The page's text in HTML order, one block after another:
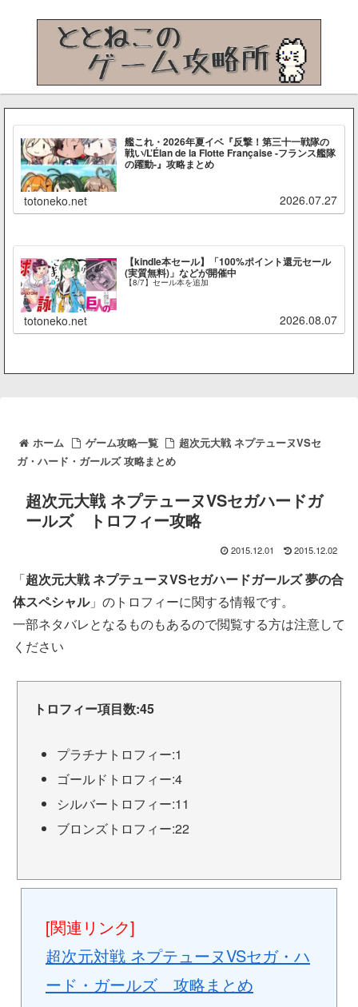
艦これ・2026年夏イベ『反撃！第三十一戦隊の
戦い/L’Élan de la Flotte Française -フランス艦隊
の躍動-』攻略まとめ
totoneko.net 2026.07.27
【kindle本セール】「100%ポイント還元セール
(実質無料)」などが開催中
【8/7】セール本を追加
totoneko.net 2026.08.07
ホーム ゲーム攻略一覧
超次元大戦 ネプテューヌVSセ
ガ・ハード・ガールズ 攻略まとめ
超次元大戦 ネプテューヌVSセガハードガ
ールズ トロフィー攻略
2015.12.01 2015.12.02
「超次元大戦 ネプテューヌVSセガハードガールズ 夢の合
体スペシャル」のトロフィーに関する情報です。
一部ネタバレとなるものもあるので閲覧する方は注意して
ください
トロフィー項目数:45
プラチナトロフィー:1
ゴールドトロフィー:4
シルバートロフィー:11
ブロンズトロフィー:22
[関連リンク]
超次元対戦 ネプテューヌVSセガ・ハ
ード・ガールズ 攻略まとめ